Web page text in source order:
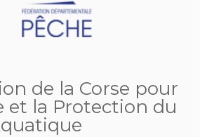
de la Corse pour
et la Protection du